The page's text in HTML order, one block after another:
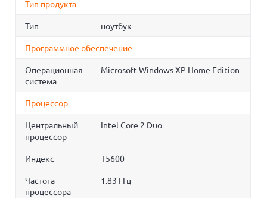
Тип продукта
Тип ноутбук
Программное обеспечение
Операционная
система
Microsoft Windows XP Home Edition
Процессор
Центральный
процессор
Intel Core 2 Duo
Индекс T5600
Частота
процессора
1.83 ГГц